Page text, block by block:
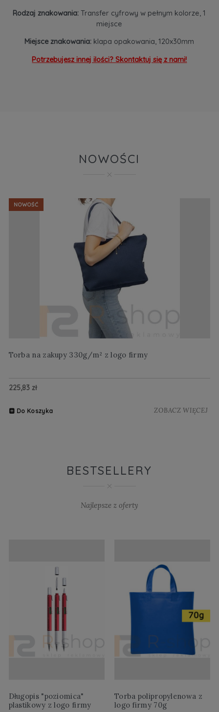
Rodzaj znakowania: Transfer cyfrowy w pełnym kolorze, 1
miejsce
Miejsce znakowania: klapa opakowania, 120x30mm
Potrzebujesz innej ilości? Skontaktuj się z nami!
NOWOŚCI
Torba na zakupy 330g/m² z logo firmy
225,83 zł
Do Koszyka ZOBACZ WIĘCEJ
NOWOŚĆ
BESTSELLERY
Najlepsze z oferty
Długopis "poziomica"
plastikowy z logo firmy
Torba polipropylenowa z
logo firmy 70g